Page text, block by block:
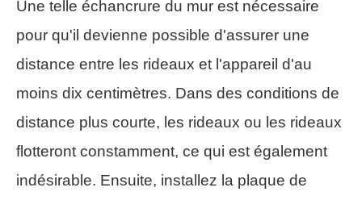
Une telle échancrure du mur est nécessaire
pour qu'il devienne possible d'assurer une
distance entre les rideaux et l'appareil d'au
moins dix centimètres. Dans des conditions de
distance plus courte, les rideaux ou les rideaux
flotteront constamment, ce qui est également
indésirable. Ensuite, installez la plaque de